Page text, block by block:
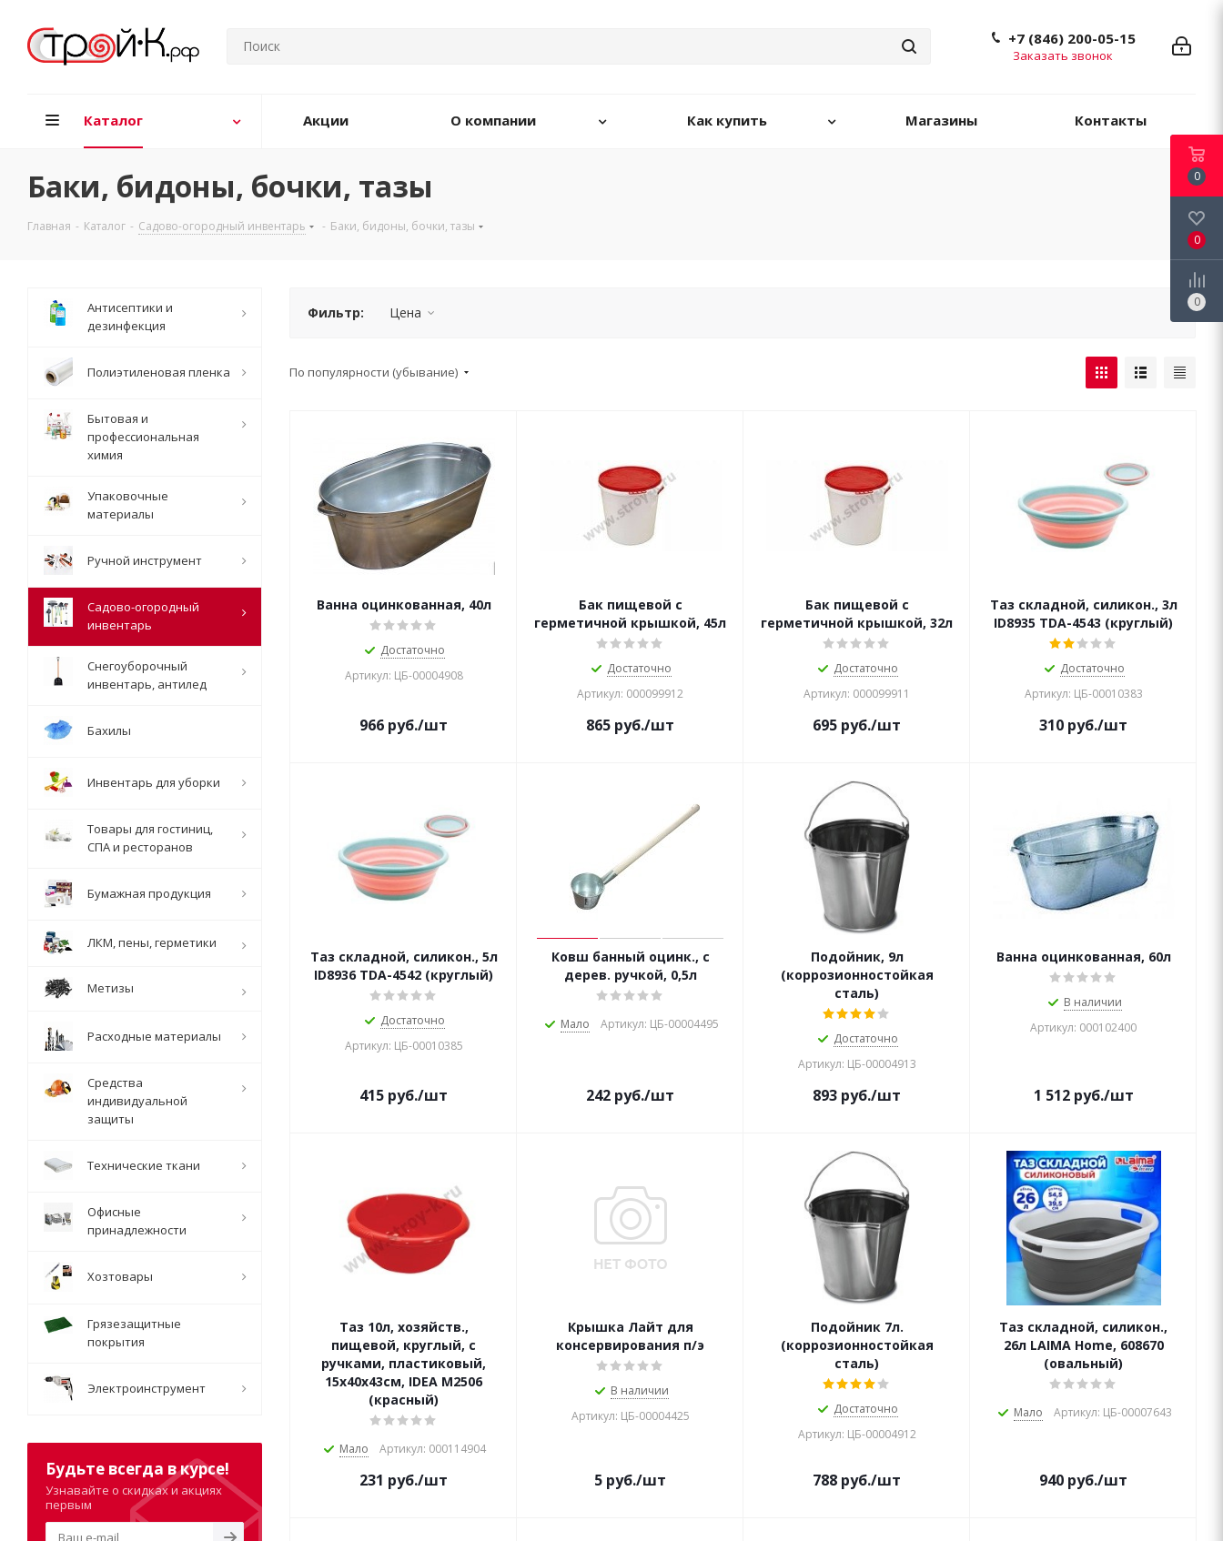
+7 (846) 200-05-15
Заказать звонок
Каталог Акции О компании Как купить Магазины Контакты
Баки, бидоны, бочки, тазы
Главная - Каталог - Садово-огородный инвентарь - Баки, бидоны, бочки, тазы
Фильтр: Цена
По популярности (убывание)
Ванна оцинкованная, 40л
Достаточно
Артикул: ЦБ-00004908
966 руб./шт
Бак пищевой с
герметичной крышкой, 45л
Достаточно
Артикул: 000099912
865 руб./шт
Бак пищевой с
герметичной крышкой, 32л
Достаточно
Артикул: 000099911
695 руб./шт
Таз складной, силикон., 3л
ID8935 TDA-4543 (круглый)
Достаточно
Артикул: ЦБ-00010383
310 руб./шт
Таз складной, силикон., 5л
ID8936 TDA-4542 (круглый)
Достаточно
Артикул: ЦБ-00010385
415 руб./шт
Ковш банный оцинк., с
дерев. ручкой, 0,5л
Мало Артикул: ЦБ-00004495
242 руб./шт
Подойник, 9л
(коррозионностойкая
сталь)
Достаточно
Артикул: ЦБ-00004913
893 руб./шт
Ванна оцинкованная, 60л
В наличии
Артикул: 000102400
1 512руб./шт
Таз 10л, хозяйств.,
пищевой, круглый, с
ручками, пластиковый,
15х40х43см, IDEA М2506
(красный)
Мало Артикул: 000114904
231 руб./шт
Крышка Лайт для
консервирования п/э
В наличии
Артикул: ЦБ-00004425
5 руб./шт
Подойник 7л.
(коррозионностойкая
сталь)
Достаточно
Артикул: ЦБ-00004912
788 руб./шт
Таз складной, силикон.,
26л LAIMA Home, 608670
(овальный)
Мало Артикул: ЦБ-00007643
940 руб./шт
Антисептики и
дезинфекция
Полиэтиленовая пленка
Бытовая и
профессиональная
химия
Упаковочные
материалы
Ручной инструмент
Садово-огородный
инвентарь
Снегоуборочный
инвентарь, антилед
Бахилы
Инвентарь для уборки
Товары для гостиниц,
СПА и ресторанов
Бумажная продукция
ЛКМ, пены, герметики
Метизы
Расходные материалы
Средства
индивидуальной
защиты
Технические ткани
Офисные
принадлежности
Хозтовары
Грязезащитные
покрытия
Электроинструмент
Будьте всегда в курсе!
Узнавайте о скидках и акциях
первым
0
0
0